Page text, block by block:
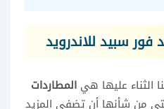
سبيد للاندرويد
الثناء عليها هي المطاردات
من شأنها أن تضفي المزيد